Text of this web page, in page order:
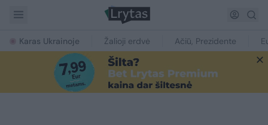
Karas Ukrainoje Žalioji erdvė Ačiū, Prezidente